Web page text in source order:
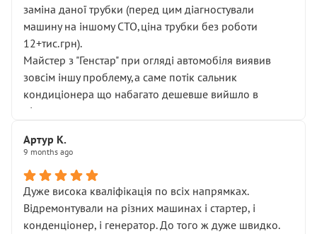
заміна даної трубки (перед цим діагностували
машину на іншому СТО,ціна трубки без роботи
12+тис.грн).
Майстер з "Генстар" при огляді автомобіля виявив
зовсім іншу проблему,а саме потік сальник
кондиціонера що набагато дешевше вийшло в
підсумку.
Артур К.
9 months ago
Дуже висока кваліфікація по всіх напрямках.
Відремонтували на різних машинах і стартер, і
конденціонер, і генератор. До того ж дуже швидко.